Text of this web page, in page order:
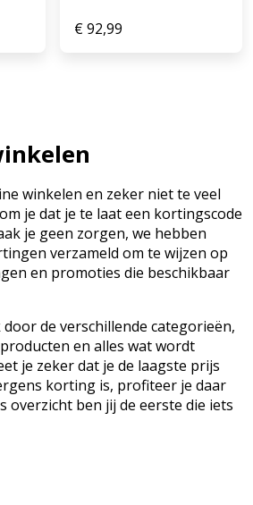
€92,99
winkelen en zeker niet te veel
je dat je te laat een kortingscode
je geen zorgen, we hebben
verzameld om te wijzen op
en promoties die beschikbaar
de verschillende categorieën,
en alles wat wordt
je zeker dat je de laagste prijs
korting is, profiteer je daar
overzicht ben jij de eerste die iets